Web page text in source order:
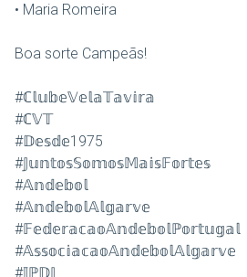
• Maria Romeira
Boa sorte Campeãs!
#ℂ𝕝𝕦𝕓𝕖𝕍𝕖𝕝𝕒𝕋𝕒𝕧𝕚𝕣𝕒
#ℂ𝕍𝕋
#𝔻𝕖𝕤𝕕𝕖1975
#𝕁𝕦𝕟𝕥𝕠𝕤𝕊𝕠𝕞𝕠𝕤𝕄𝕒𝕚𝕤𝔽𝕠𝕣𝕥𝕖𝕤
#𝔸𝕟𝕕𝕖𝕓𝕠𝕝
#𝔸𝕟𝕕𝕖𝕓𝕠𝕝𝔸𝕝𝕘𝕒𝕣𝕧𝕖
#𝔽𝕖𝕕𝕖𝕣𝕒𝕔𝕒𝕠𝔸𝕟𝕕𝕖𝕓𝕠𝕝ℙ𝕠𝕣𝕥𝕦𝕘𝕒𝕝
#𝔸𝕤𝕤𝕠𝕔𝕚𝕒𝕔𝕒𝕠𝔸𝕟𝕕𝕖𝕓𝕠𝕝𝔸𝕝𝕘𝕒𝕣𝕧𝕖
#𝕀ℙ𝔻𝕁